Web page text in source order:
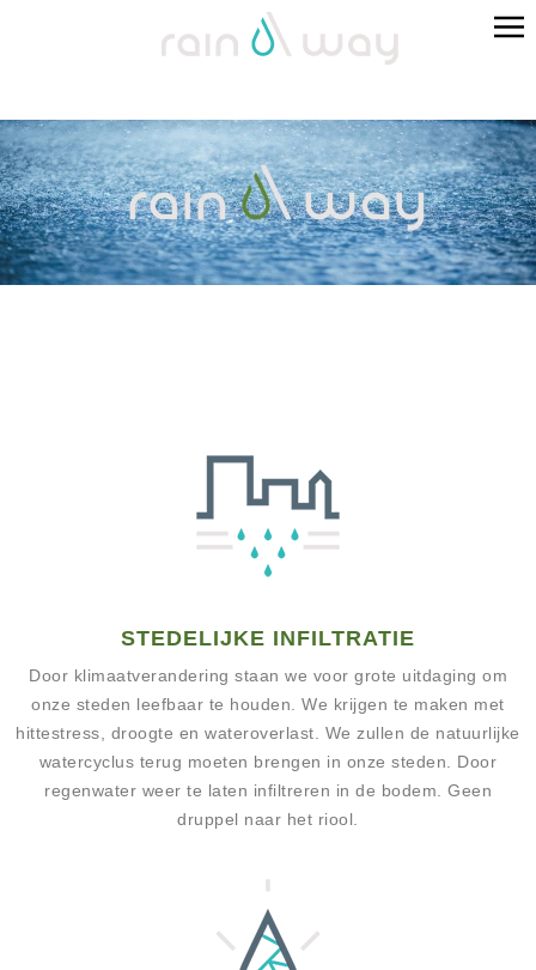
STEDELIJKE INFILTRATIE
Door klimaatverandering staan we voor grote uitdaging om
onze steden leefbaar te houden. We krijgen te maken met
hittestress, droogte en wateroverlast. We zullen de natuurlijke
watercyclus terug moeten brengen in onze steden. Door
regenwater weer te laten infiltreren in de bodem. Geen
druppel naar het riool.